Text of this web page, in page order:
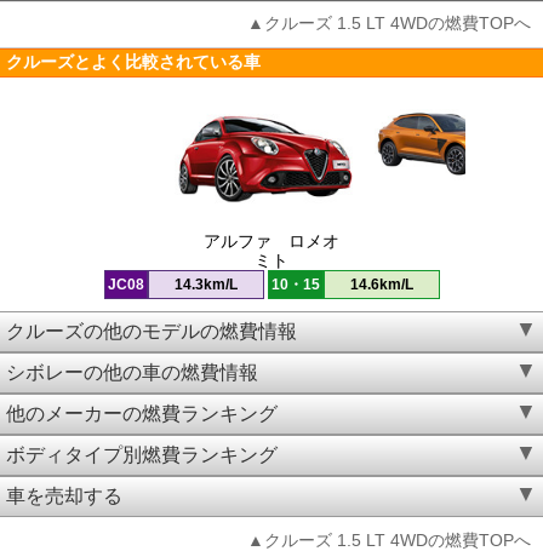
▲クルーズ 1.5 LT 4WDの燃費TOPへ
クルーズとよく比較されている車
アルファ ロメオ
ミト
JC08 14.3km/L 10・15 14.6km/L
クルーズの他のモデルの燃費情報
シボレーの他の車の燃費情報
他のメーカーの燃費ランキング
ボディタイプ別燃費ランキング
車を売却する
▲クルーズ 1.5 LT 4WDの燃費TOPへ